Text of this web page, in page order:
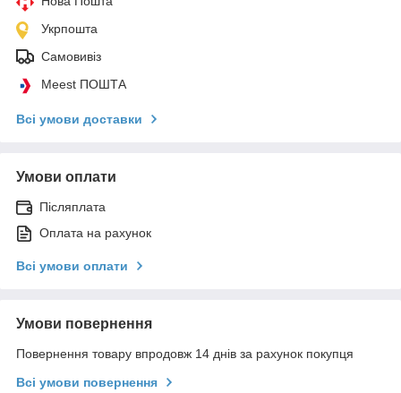
Укрпошта
Самовивіз
Meest ПОШТА
Всі умови доставки
Умови оплати
Післяплата
Оплата на рахунок
Всі умови оплати
Умови повернення
Повернення товару впродовж 14 днів за рахунок покупця
Всі умови повернення